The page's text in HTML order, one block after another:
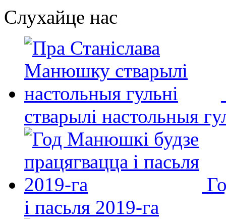
Слухайце нас
стварылі настольныя
і пасьля 2019-га